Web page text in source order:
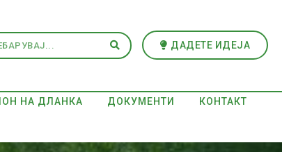
ДАДЕТЕ ИДЕЈА
НА ДЛАНКА ДОКУМЕНТИ КОНТАКТ